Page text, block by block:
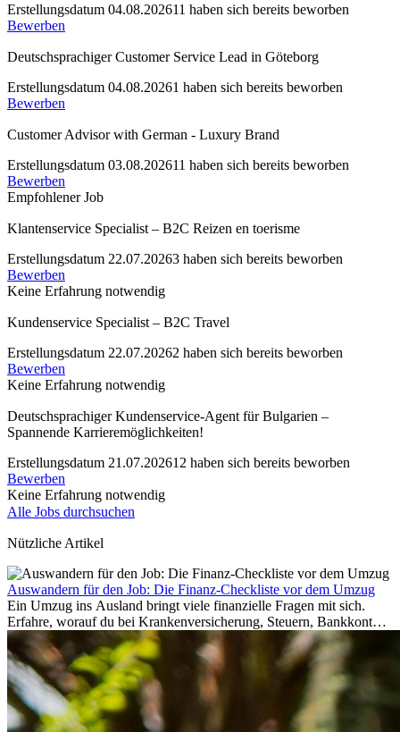
Erstellungsdatum 04.08.202611 haben sich bereits beworben
Bewerben
Deutschsprachiger Customer Service Lead in Göteborg
Erstellungsdatum 04.08.20261 haben sich bereits beworben
Bewerben
Customer Advisor with German - Luxury Brand
Erstellungsdatum 03.08.202611 haben sich bereits beworben
Bewerben
Empfohlener Job
Klantenservice Specialist – B2C Reizen en toerisme
Erstellungsdatum 22.07.20263 haben sich bereits beworben
Bewerben
Keine Erfahrung notwendig
Kundenservice Specialist – B2C Travel
Erstellungsdatum 22.07.20262 haben sich bereits beworben
Bewerben
Keine Erfahrung notwendig
Deutschsprachiger Kundenservice-Agent für Bulgarien –
Spannende Karrieremöglichkeiten!
Erstellungsdatum 21.07.202612 haben sich bereits beworben
Bewerben
Keine Erfahrung notwendig
Alle Jobs durchsuchen
Nützliche Artikel
Auswandern für den Job: Die Finanz-Checkliste vor dem Umzug
Ein Umzug ins Ausland bringt viele finanzielle Fragen mit sich.
Erfahre, worauf du bei Krankenversicherung, Steuern, Bankkonto,
Rücklagen und Budgetplanung achten solltest, damit dein Neustart
im Ausland reibungslos gelingt.